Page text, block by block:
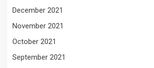
December 2021
November 2021
October 2021
September 2021